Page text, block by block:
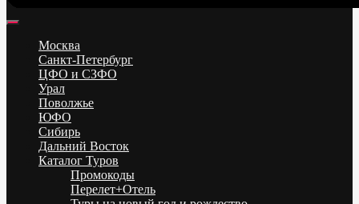
Низкие цены на путевки 3-7-10 ночей все включено, отдых на
море. Распродажа экскурсионных и горнолыжных туров.
Обновление каждый день. Официальный сайт Тур Сейл
Москва
Санкт-Петербург
ЦФО и СЗФО
Урал
Поволжье
ЮФО
Сибирь
Дальний Восток
Каталог Туров
Промокоды
Перелет+Отель